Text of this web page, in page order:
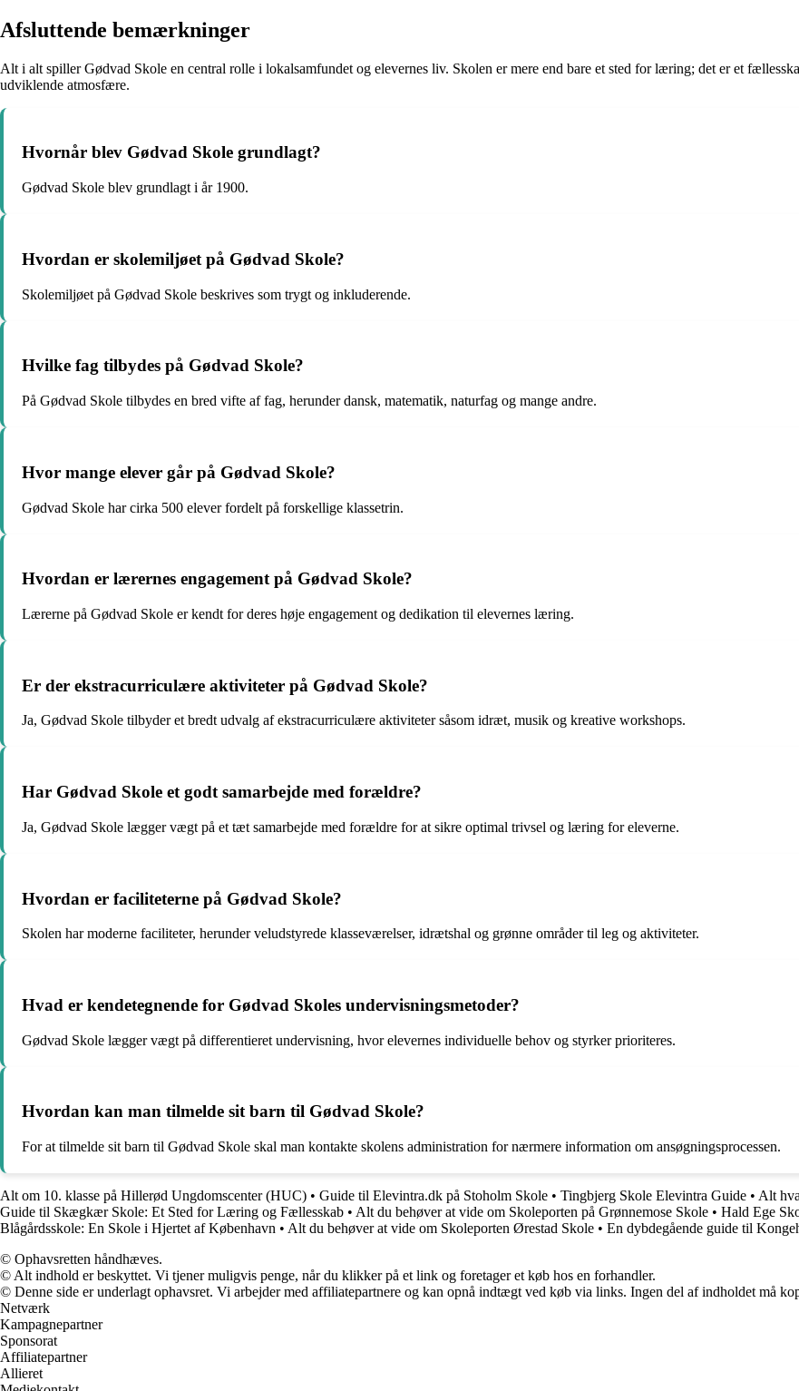
Afsluttende bemærkninger
Alt i alt spiller Gødvad Skole en central rolle i lokalsamfundet og elevernes liv. Skolen er mere end bare et sted for læring; det er et
udviklende atmosfære.
Hvornår blev Gødvad Skole grundlagt?
Gødvad Skole blev grundlagt i år 1900.
Hvordan er skolemiljøet på Gødvad Skole?
Skolemiljøet på Gødvad Skole beskrives som trygt og inkluderende.
Hvilke fag tilbydes på Gødvad Skole?
På Gødvad Skole tilbydes en bred vifte af fag, herunder dansk, matematik, naturfag og mange andre.
Hvor mange elever går på Gødvad Skole?
Gødvad Skole har cirka 500 elever fordelt på forskellige klassetrin.
Hvordan er lærernes engagement på Gødvad Skole?
Lærerne på Gødvad Skole er kendt for deres høje engagement og dedikation til elevernes læring.
Er der ekstracurriculære aktiviteter på Gødvad Skole?
Ja, Gødvad Skole tilbyder et bredt udvalg af ekstracurriculære aktiviteter såsom idræt, musik og kreative workshops.
Har Gødvad Skole et godt samarbejde med forældre?
Ja, Gødvad Skole lægger vægt på et tæt samarbejde med forældre for at sikre optimal trivsel og læring for eleverne.
Hvordan er faciliteterne på Gødvad Skole?
Skolen har moderne faciliteter, herunder veludstyrede klasseværelser, idrætshal og grønne områder til leg og aktiviteter.
Hvad er kendetegnende for Gødvad Skoles undervisningsmetoder?
Gødvad Skole lægger vægt på differentieret undervisning, hvor elevernes individuelle behov og styrker prioriteres.
Hvordan kan man tilmelde sit barn til Gødvad Skole?
For at tilmelde sit barn til Gødvad Skole skal man kontakte skolens administration for nærmere information om ansøgningsprocessen.
Alt om 10. klasse på Hillerød Ungdomscenter (HUC) • Guide til Elevintra.dk på Stoholm Skole • Tingbjerg Skole Elevintra Guide • Alt
Guide til Skægkær Skole: Et Sted for Læring og Fællesskab • Alt du behøver at vide om Skoleporten på Grønnemose Skole • Hald Ege
Blågårdsskole: En Skole i Hjertet af København • Alt du behøver at vide om Skoleporten Ørestad Skole • En dybdegående guide til
© Ophavsretten håndhæves.
© Alt indhold er beskyttet. Vi tjener muligvis penge, når du klikker på et link og foretager et køb hos en forhandler.
© Denne side er underlagt ophavsret. Vi arbejder med affiliatepartnere og kan opnå indtægt ved køb via links. Ingen del af indholdet må
Netværk
Kampagnepartner
Sponsorat
Affiliatepartner
Allieret